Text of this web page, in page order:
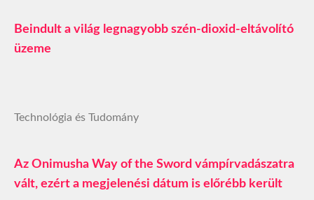
Beindult a világ legnagyobb szén-dioxid-eltávolító
üzeme
Technológia és Tudomány
Az Onimusha Way of the Sword vámpírvadászatra
vált, ezért a megjelenési dátum is előrébb került